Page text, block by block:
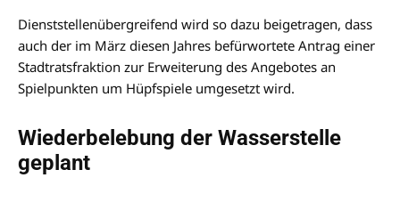
Dienststellenübergreifend wird so dazu beigetragen, dass
auch der im März diesen Jahres befürwortete Antrag einer
Stadtratsfraktion zur Erweiterung des Angebotes an
Spielpunkten um Hüpfspiele umgesetzt wird.
Wiederbelebung der Wasserstelle
geplant